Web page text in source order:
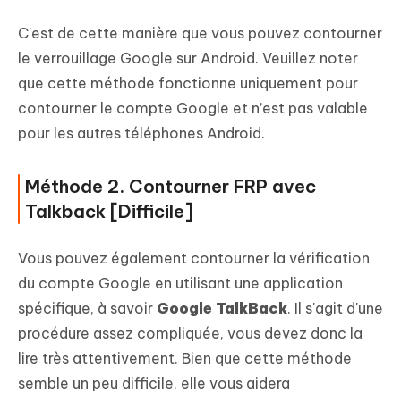
C'est de cette manière que vous pouvez contourner
le verrouillage Google sur Android. Veuillez noter
que cette méthode fonctionne uniquement pour
contourner le compte Google et n’est pas valable
pour les autres téléphones Android.
Méthode 2. Contourner FRP avec
Talkback [Difficile]
Vous pouvez également contourner la vérification
du compte Google en utilisant une application
spécifique, à savoir Google TalkBack. Il s'agit d'une
procédure assez compliquée, vous devez donc la
lire très attentivement. Bien que cette méthode
semble un peu difficile, elle vous aidera